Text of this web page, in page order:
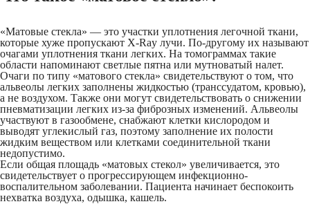
«Матовые стекла» — это участки уплотнения легочной ткани,
которые хуже пропускают X-Ray лучи. По-другому их называют
очагами уплотнения ткани легких. На томограммах такие
области напоминают светлые пятна или мутноватый налет.
Очаги по типу «матового стекла» свидетельствуют о том, что
альвеолы легких заполнены жидкостью (транссудатом, кровью),
а не воздухом. Также они могут свидетельствовать о снижении
пневматизации легких из-за фиброзных изменений. Альвеолы
участвуют в газообмене, снабжают клетки кислородом и
выводят углекислый газ, поэтому заполнение их полости
жидким веществом или клетками соединительной ткани
недопустимо.
Если общая площадь «матовых стекол» увеличивается, это
свидетельствует о прогрессирующем инфекционно-
воспалительном заболевании. Пациента начинает беспокоить
нехватка воздуха, одышка, кашель.